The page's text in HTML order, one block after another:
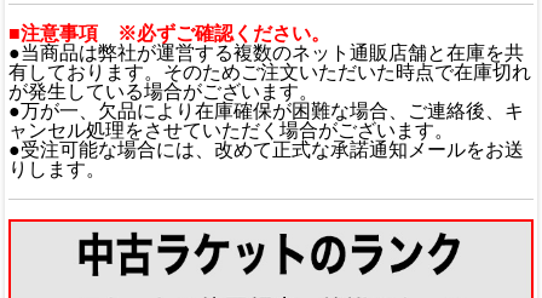
■注意事項 ※必ずご確認ください。
●当商品は弊社が運営する複数のネット通販店舗と在庫を共
有しております。そのためご注文いただいた時点で在庫切れ
が発生している場合がございます。
●万が一、欠品により在庫確保が困難な場合、ご連絡後、キ
ャンセル処理をさせていただく場合がございます。
●受注可能な場合には、改めて正式な承諾通知メールをお送
りします。